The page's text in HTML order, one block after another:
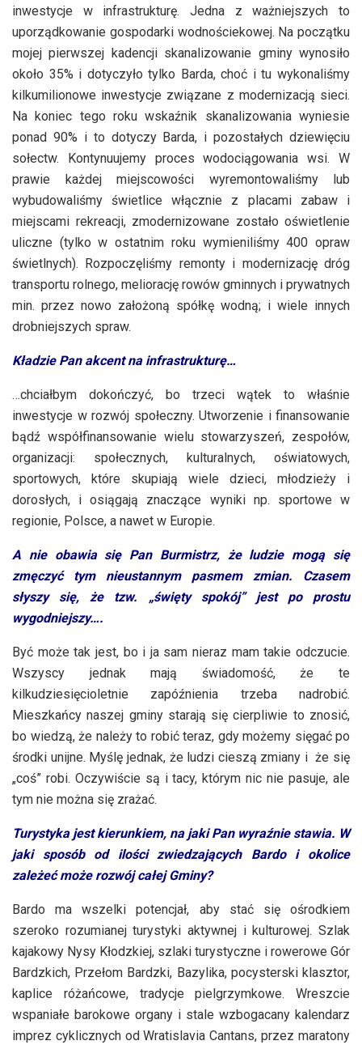
inwestycje w infrastrukturę. Jedna z ważniejszych to
uporządkowanie gospodarki wodnościekowej. Na początku
mojej pierwszej kadencji skanalizowanie gminy wynosiło
około 35% i dotyczyło tylko Barda, choć i tu wykonaliśmy
kilkumilionowe inwestycje związane z modernizacją sieci.
Na koniec tego roku wskaźnik skanalizowania wyniesie
ponad 90% i to dotyczy Barda, i pozostałych dziewięciu
sołectw. Kontynuujemy proces wodociągowania wsi. W
prawie każdej miejscowości wyremontowaliśmy lub
wybudowaliśmy świetlice włącznie z placami zabaw i
miejscami rekreacji, zmodernizowane zostało oświetlenie
uliczne (tylko w ostatnim roku wymieniliśmy 400 opraw
świetlnych). Rozpoczęliśmy remonty i modernizację dróg
transportu rolnego, meliorację rowów gminnych i prywatnych
min. przez nowo założoną spółkę wodną; i wiele innych
drobniejszych spraw.
Kładzie Pan akcent na infrastrukturę…
…chciałbym dokończyć, bo trzeci wątek to właśnie
inwestycje w rozwój społeczny. Utworzenie i finansowanie
bądź współfinansowanie wielu stowarzyszeń, zespołów,
organizacji: społecznych, kulturalnych, oświatowych,
sportowych, które skupiają wiele dzieci, młodzieży i
dorosłych, i osiągają znaczące wyniki np. sportowe w
regionie, Polsce, a nawet w Europie.
A nie obawia się Pan Burmistrz, że ludzie mogą się
zmęczyć tym nieustannym pasmem zmian. Czasem
słyszy się, że tzw. „święty spokój” jest po prostu
wygodniejszy….
Być może tak jest, bo i ja sam nieraz mam takie odczucie.
Wszyscy jednak mają świadomość, że te
kilkudziesięcioletnie zapóźnienia trzeba nadrobić.
Mieszkańcy naszej gminy starają się cierpliwie to znosić,
bo wiedzą, że należy to robić teraz, gdy możemy sięgać po
środki unijne. Myślę jednak, że ludzi cieszą zmiany i że się
„coś” robi. Oczywiście są i tacy, którym nic nie pasuje, ale
tym nie można się zrażać.
Turystyka jest kierunkiem, na jaki Pan wyraźnie stawia. W
jaki sposób od ilości zwiedzających Bardo i okolice
zależeć może rozwój całej Gminy?
Bardo ma wszelki potencjał, aby stać się ośrodkiem
szeroko rozumianej turystyki aktywnej i kulturowej. Szlak
kajakowy Nysy Kłodzkiej, szlaki turystyczne i rowerowe Gór
Bardzkich, Przełom Bardzki, Bazylika, pocysterski klasztor,
kaplice różańcowe, tradycje pielgrzymkowe. Wreszcie
wspaniałe barokowe organy i stale wzbogacany kalendarz
imprez cyklicznych od Wratislavia Cantans, przez maratony